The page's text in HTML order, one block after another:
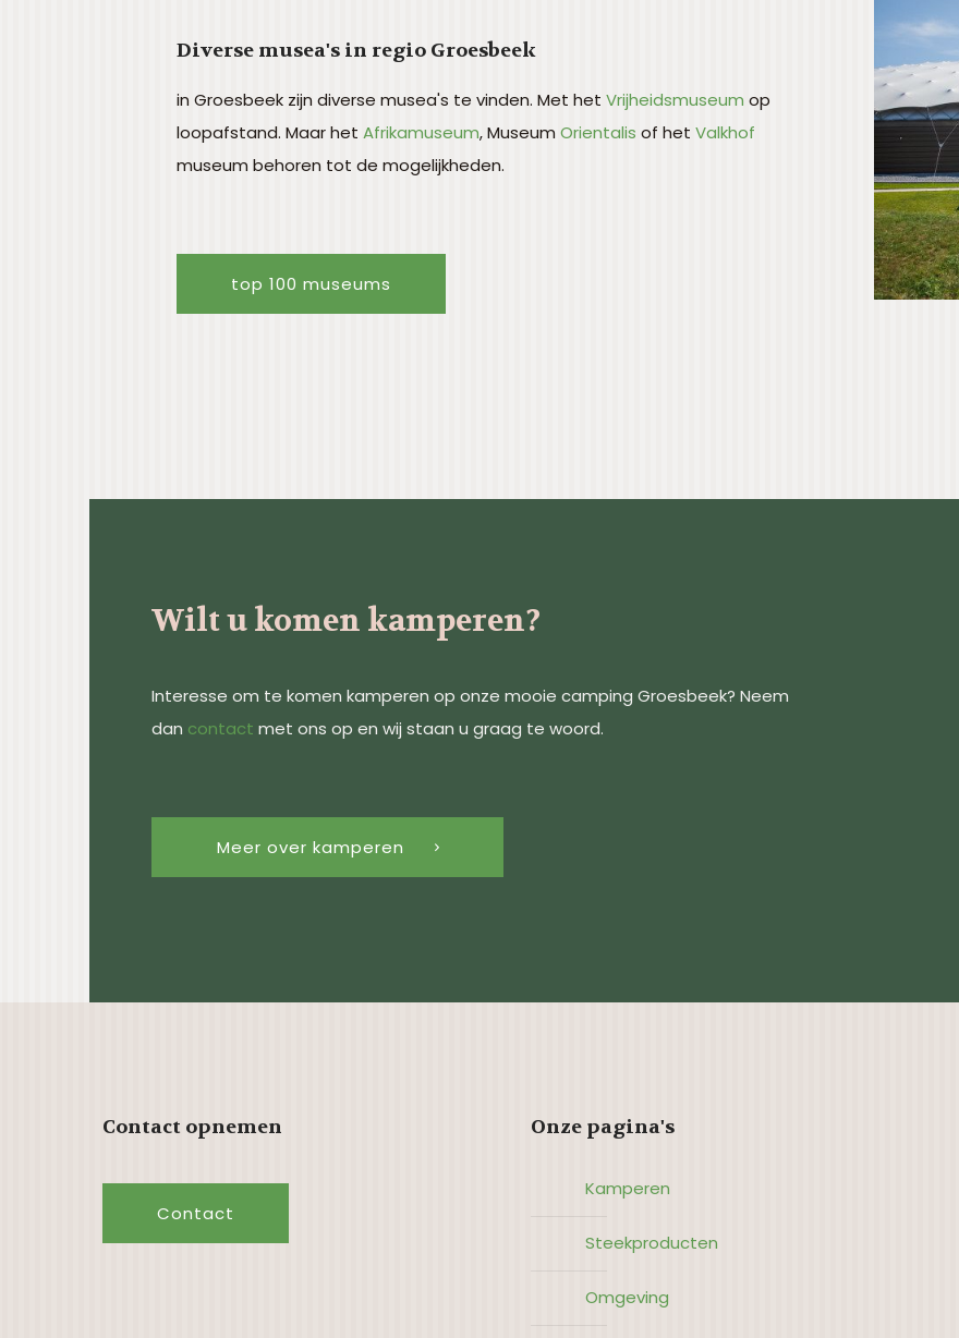
Diverse musea's in regio Groesbeek
in Groesbeek zijn diverse musea's te vinden. Met hetVrijheidsmuseum op
loopafstand. Maar hetAfrikamuseum, MuseumOrientalis of hetValkhof
museum behoren tot de mogelijkheden.
top 100 museums
Wilt u komen kamperen?
Interesse om te komen kamperen op onze mooie camping Groesbeek? Neem
dan contact met ons op en wij staan u graag te woord.
Meer over kamperen
Contact opnemen
Contact
Onze pagina's
Kamperen
Steekproducten
Omgeving